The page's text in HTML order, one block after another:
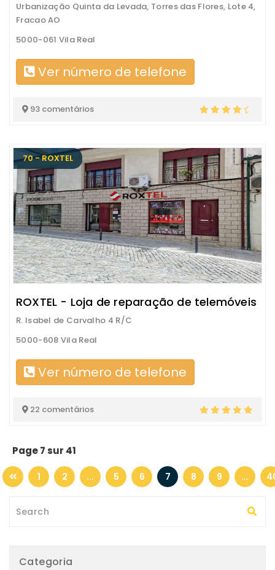
Urbanização Quinta da Levada, Torres das Flores, Lote 4,
Fracao AO
5000-061 Vila Real
Ver número de telefone
93 comentários
70 - ROXTEL
ROXTEL - Loja de reparação de telemóveis
R. Isabel de Carvalho 4 R/C
5000-608 Vila Real
Ver número de telefone
22 comentários
Page 7 sur 41
1 2 ... 5 6 7 8 9 ...
Categoria